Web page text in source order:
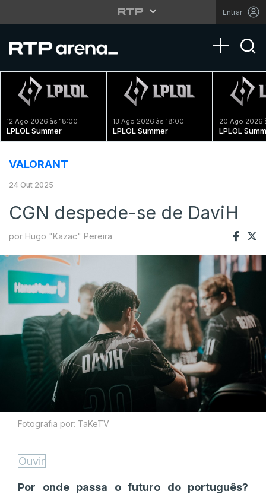
Entrar
Toggle
12 Ago 2026 às 18:00
LPLOL Summer
13 Ago 2026 às 18:00
LPLOL Summer
20 Ago 2026
LPLOL
VALORANT
24 Out 2025
CGN despede-se de DaviH
por Hugo "Kazac" Pereira
Fotografia por: TaKeTV
Ouvir
Por onde passa o futuro do português?